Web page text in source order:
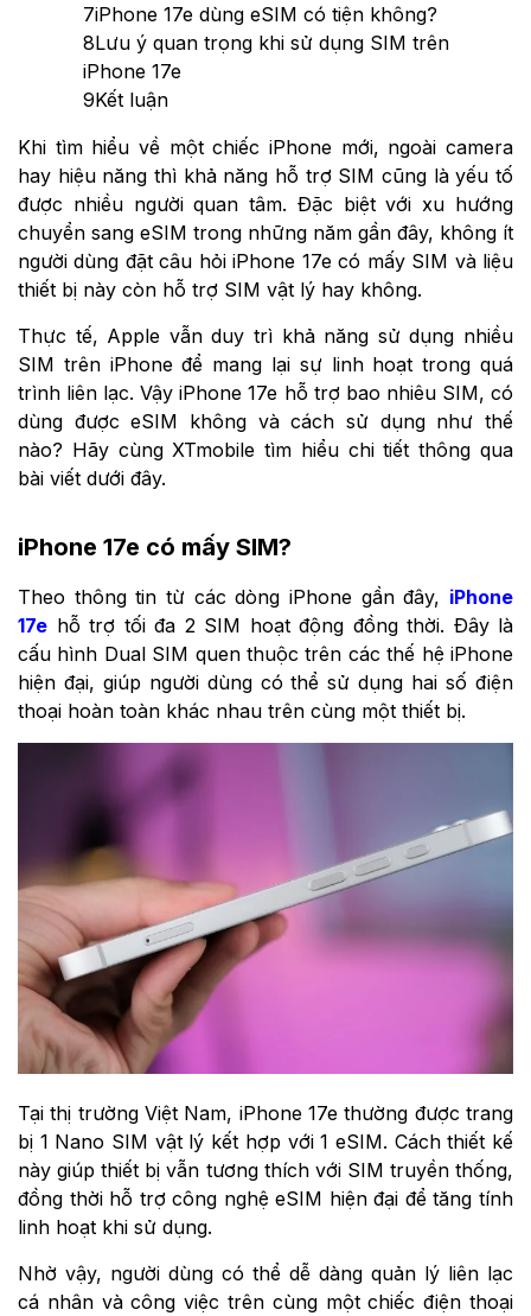
7iPhone 17e dùng eSIM có tiện không?
8Lưu ý quan trọng khi sử dụng SIM trên
iPhone 17e
9Kết luận
Khi tìm hiểu về một chiếc iPhone mới, ngoài camera
hay hiệu năng thì khả năng hỗ trợ SIM cũng là yếu tố
được nhiều người quan tâm. Đặc biệt với xu hướng
chuyển sang eSIM trong những năm gần đây, không ít
người dùng đặt câu hỏi iPhone 17e có mấy SIM và liệu
thiết bị này còn hỗ trợ SIM vật lý hay không.
Thực tế, Apple vẫn duy trì khả năng sử dụng nhiều
SIM trên iPhone để mang lại sự linh hoạt trong quá
trình liên lạc. Vậy iPhone 17e hỗ trợ bao nhiêu SIM, có
dùng được eSIM không và cách sử dụng như thế
nào? Hãy cùng XTmobile tìm hiểu chi tiết thông qua
bài viết dưới đây.
iPhone 17e có mấy SIM?
Theo thông tin từ các dòng iPhone gần đây, iPhone
17e hỗ trợ tối đa 2 SIM hoạt động đồng thời. Đây là
cấu hình Dual SIM quen thuộc trên các thế hệ iPhone
hiện đại, giúp người dùng có thể sử dụng hai số điện
thoại hoàn toàn khác nhau trên cùng một thiết bị.
Tại thị trường Việt Nam, iPhone 17e thường được trang
bị 1 Nano SIM vật lý kết hợp với 1 eSIM. Cách thiết kế
này giúp thiết bị vẫn tương thích với SIM truyền thống,
đồng thời hỗ trợ công nghệ eSIM hiện đại để tăng tính
linh hoạt khi sử dụng.
Nhờ vậy, người dùng có thể dễ dàng quản lý liên lạc
cá nhân và công việc trên cùng một chiếc điện thoại